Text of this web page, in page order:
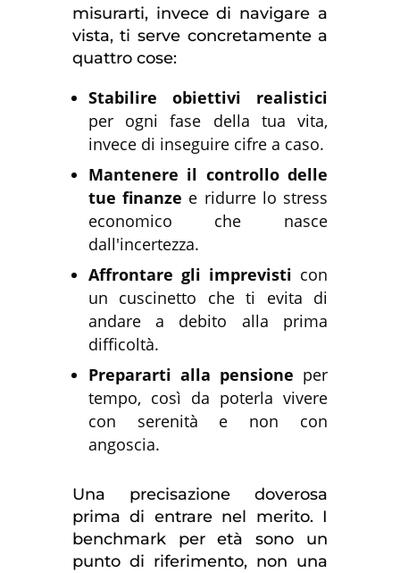
misurarti, invece di navigare a
vista, ti serve concretamente a
quattro cose:
Stabilire obiettivi realistici
per ogni fase della tua vita,
invece di inseguire cifre a caso.
Mantenere il controllo delle
tue finanze e ridurre lo stress
economico che nasce
dall'incertezza.
Affrontare gli imprevisti con
un cuscinetto che ti evita di
andare a debito alla prima
difficoltà.
Prepararti alla pensione per
tempo, così da poterla vivere
con serenità e non con
angoscia.
Una precisazione doverosa
prima di entrare nel merito. I
benchmark per età sono un
punto di riferimento, non una